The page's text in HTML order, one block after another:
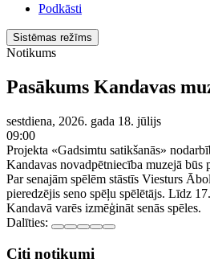
Podkāsti
Sistēmas režīms
Notikums
Pasākums Kandavas
sestdiena, 2026. gada 18. jūlijs
09:00
Projekta «Gadsimtu satikšanās»
Kandavas novadpētniecība muzejā būs
Par senajām spēlēm stāstīs Viesturs
pieredzējis seno spēļu spēlētājs. Līdz
Kandavā varēs izmēģināt senās spēles.
Dalīties:
Citi notikumi